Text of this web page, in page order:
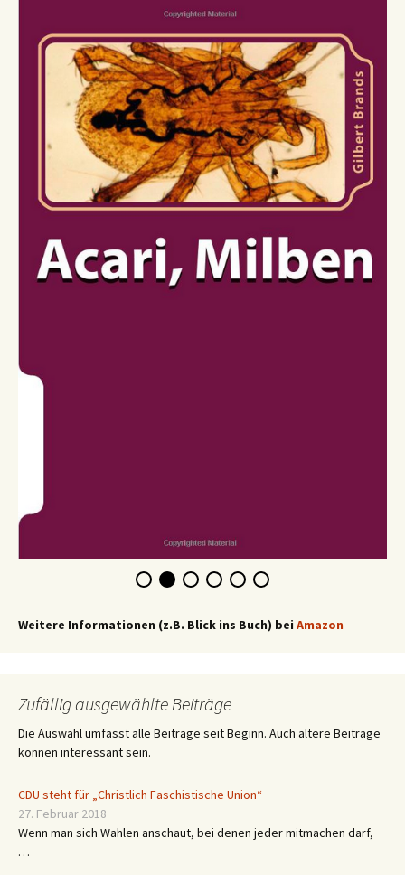
Weitere Informationen (z.B. Blick ins Buch) bei Amazon
Zufällig ausgewählte Beiträge
Die Auswahl umfasst alle Beiträge seit Beginn. Auch ältere Beiträge
können interessant sein.
CDU steht für „Christlich Faschistische Union“
27. Februar 2018
Wenn man sich Wahlen anschaut, bei denen jeder mitmachen darf,
…